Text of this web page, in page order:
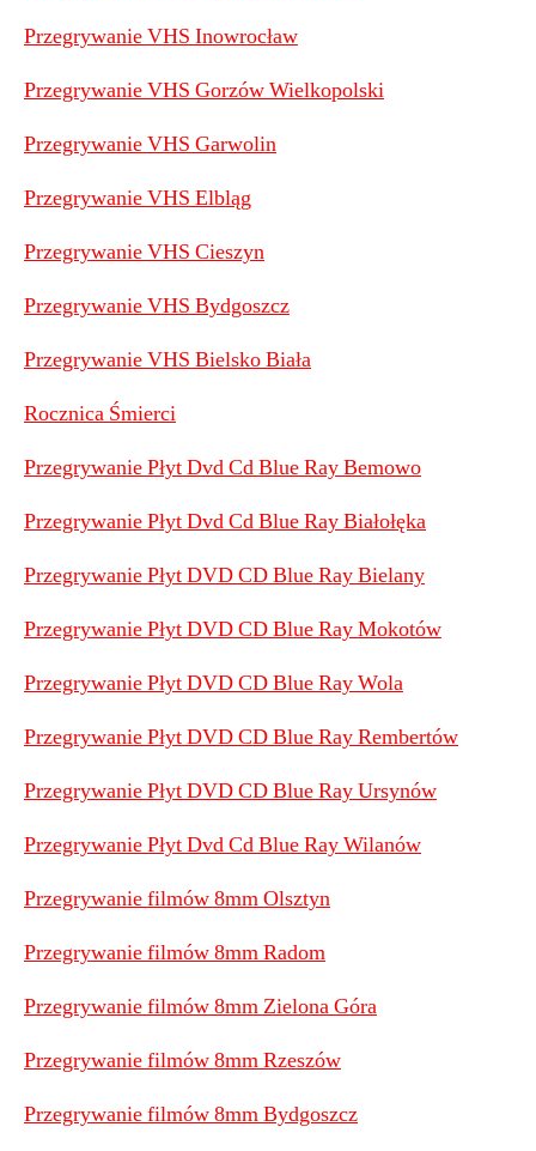
Przegrywanie VHS Inowrocław
Przegrywanie VHS Gorzów Wielkopolski
Przegrywanie VHS Garwolin
Przegrywanie VHS Elbląg
Przegrywanie VHS Cieszyn
Przegrywanie VHS Bydgoszcz
Przegrywanie VHS Bielsko Biała
Rocznica Śmierci
Przegrywanie Płyt Dvd Cd Blue Ray Bemowo
Przegrywanie Płyt Dvd Cd Blue Ray Białołęka
Przegrywanie Płyt DVD CD Blue Ray Bielany
Przegrywanie Płyt DVD CD Blue Ray Mokotów
Przegrywanie Płyt DVD CD Blue Ray Wola
Przegrywanie Płyt DVD CD Blue Ray Rembertów
Przegrywanie Płyt DVD CD Blue Ray Ursynów
Przegrywanie Płyt Dvd Cd Blue Ray Wilanów
Przegrywanie filmów 8mm Olsztyn
Przegrywanie filmów 8mm Radom
Przegrywanie filmów 8mm Zielona Góra
Przegrywanie filmów 8mm Rzeszów
Przegrywanie filmów 8mm Bydgoszcz